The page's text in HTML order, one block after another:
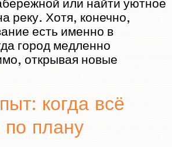
реку. Хотя, конечно,
есть именно в
город медленно
открывая новые
когда всё
плану